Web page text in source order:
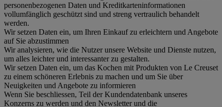
personenbezogenen Daten und Kreditkarteninformationen
vollumfänglich geschützt sind und streng vertraulich behandelt
werden.
Wir setzen Daten ein, um Ihren Einkauf zu erleichtern und Angebote
auf Sie abzustimmen
Wir analysieren, wie die Nutzer unsere Website und Dienste nutzen,
um alles leichter und interessanter zu gestalten.
Wir setzen Daten ein, um das Kochen mit Produkten von Le Creuset
zu einem schöneren Erlebnis zu machen und um Sie über
Neuigkeiten und Angebote zu informieren
Wenn Sie beschliessen, Teil der Kundendatenbank unseres
Konzerns zu werden und den Newsletter und die